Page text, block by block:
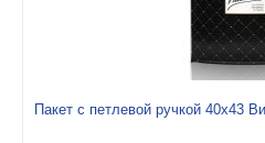
Пакет с петлевой ручкой 40x43